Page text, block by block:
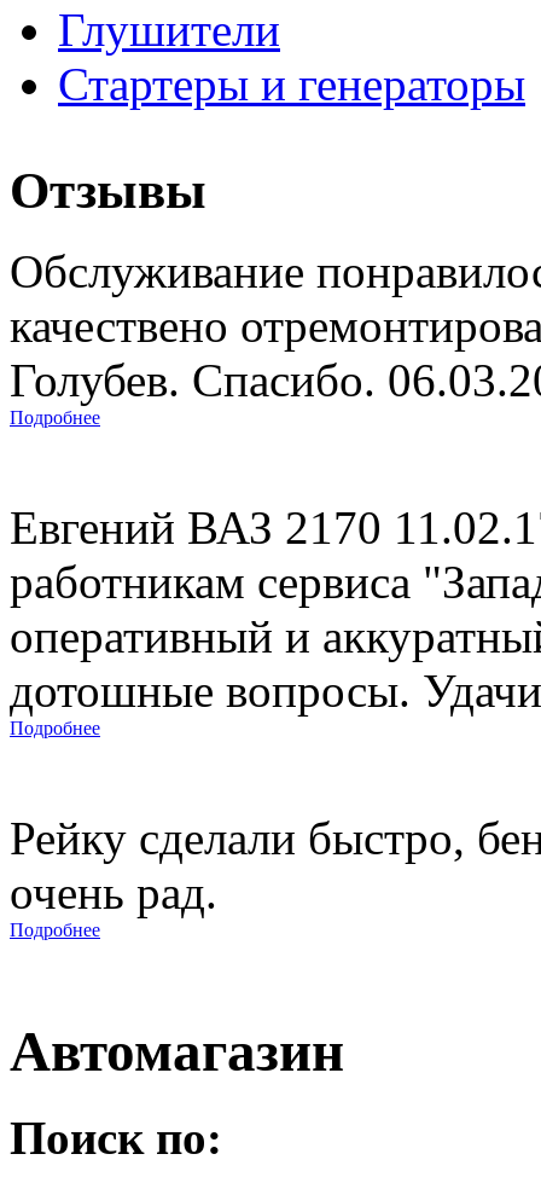
Глушители
Стартеры и генераторы
Отзывы
Обслуживание
качествено
Голубев. Спасибо.
Подробнее
Евгений ВАЗ 2170
работникам сервиса
оперативный и
дотошные вопросы. Удачи
Подробнее
Рейку сделали быстро,
очень рад.
Подробнее
Автомагазин
Поиск по: